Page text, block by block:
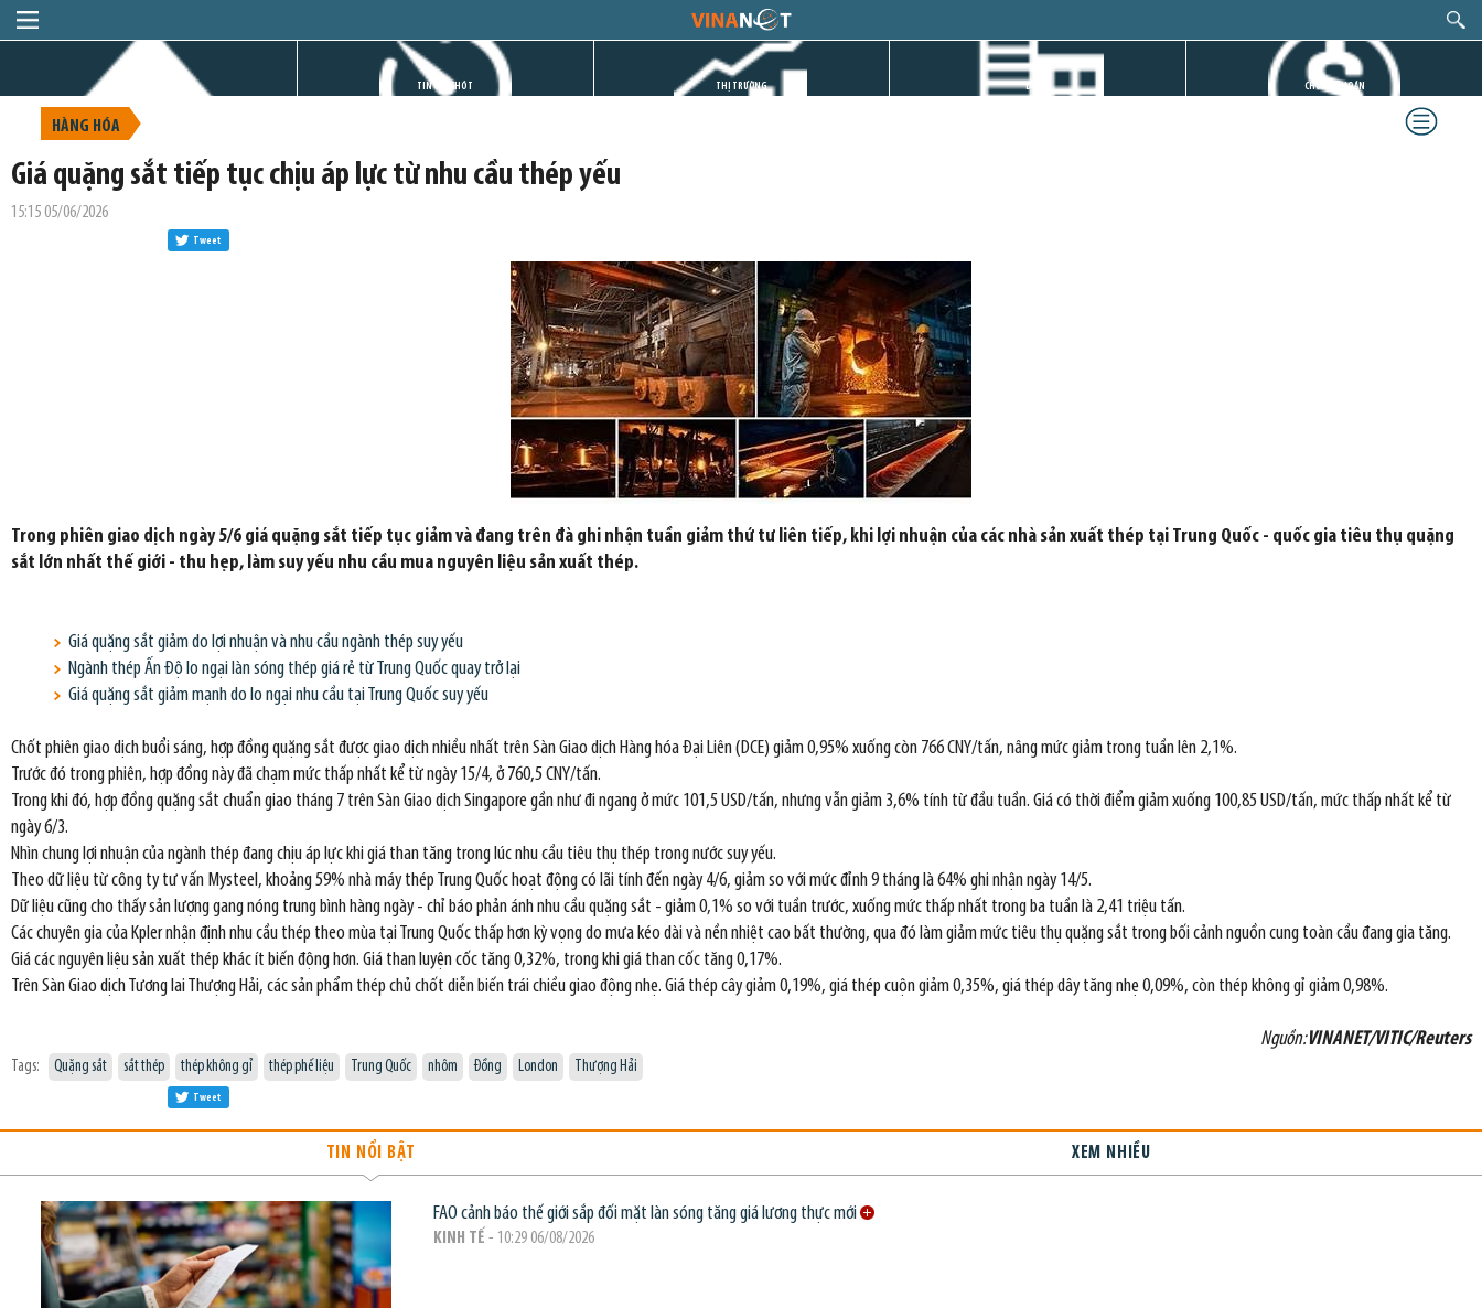
TIN GIỜ CHÓT THỊ TRƯỜNG DỰ ÁN CHỨNG KHOÁN
HÀNG HÓA
Giá quặng sắt tiếp tục chịu áp lực từ nhu cầu thép yếu
15:15 05/06/2026
Tweet
Trong phiên giao dịch ngày 5/6 giá quặng sắt tiếp tục giảm và đang trên đà ghi nhận tuần giảm thứ tư liên tiếp, khi lợi nhuận của các nhà sản xuất thép tại Trung Quốc - quốc gia tiêu thụ quặng
sắt lớn nhất thế giới - thu hẹp, làm suy yếu nhu cầu mua nguyên liệu sản xuất thép.
Giá quặng sắt giảm do lợi nhuận và nhu cầu ngành thép suy yếu
Ngành thép Ấn Độ lo ngại làn sóng thép giá rẻ từ Trung Quốc quay trở lại
Giá quặng sắt giảm mạnh do lo ngại nhu cầu tại Trung Quốc suy yếu
Chốt phiên giao dịch buổi sáng, hợp đồng quặng sắt được giao dịch nhiều nhất trên Sàn Giao dịch Hàng hóa Đại Liên (DCE) giảm 0,95% xuống còn 766 CNY/tấn, nâng mức giảm trong tuần lên 2,1%.
Trước đó trong phiên, hợp đồng này đã chạm mức thấp nhất kể từ ngày 15/4, ở 760,5 CNY/tấn.
Trong khi đó, hợp đồng quặng sắt chuẩn giao tháng 7 trên Sàn Giao dịch Singapore gần như đi ngang ở mức 101,5 USD/tấn, nhưng vẫn giảm 3,6% tính từ đầu tuần. Giá có thời điểm giảm xuống 100,85 USD/tấn, mức thấp nhất kể từ
ngày 6/3.
Nhìn chung lợi nhuận của ngành thép đang chịu áp lực khi giá than tăng trong lúc nhu cầu tiêu thụ thép trong nước suy yếu.
Theo dữ liệu từ công ty tư vấn Mysteel, khoảng 59% nhà máy thép Trung Quốc hoạt động có lãi tính đến ngày 4/6, giảm so với mức đỉnh 9 tháng là 64% ghi nhận ngày 14/5.
Dữ liệu cũng cho thấy sản lượng gang nóng trung bình hàng ngày - chỉ báo phản ánh nhu cầu quặng sắt - giảm 0,1% so với tuần trước, xuống mức thấp nhất trong ba tuần là 2,41 triệu tấn.
Các chuyên gia của Kpler nhận định nhu cầu thép theo mùa tại Trung Quốc thấp hơn kỳ vọng do mưa kéo dài và nền nhiệt cao bất thường, qua đó làm giảm mức tiêu thụ quặng sắt trong bối cảnh nguồn cung toàn cầu đang gia tăng.
Giá các nguyên liệu sản xuất thép khác ít biến động hơn. Giá than luyện cốc tăng 0,32%, trong khi giá than cốc tăng 0,17%.
Trên Sàn Giao dịch Tương lai Thượng Hải, các sản phẩm thép chủ chốt diễn biến trái chiều giao động nhẹ. Giá thép cây giảm 0,19%, giá thép cuộn giảm 0,35%, giá thép dây tăng nhẹ 0,09%, còn thép không gỉ giảm 0,98%.
Nguồn:VINANET/VITIC/Reuters
Tags: Quặng sắt sắt thép thép không gỉ thép phế liệu Trung Quốc nhôm Đồng London Thượng Hải
Tweet
TIN NỔI BẬT XEM NHIỀU
FAO cảnh báo thế giới sắp đối mặt làn sóng tăng giá lương thực mới
KINH TẾ - 10:29 06/08/2026